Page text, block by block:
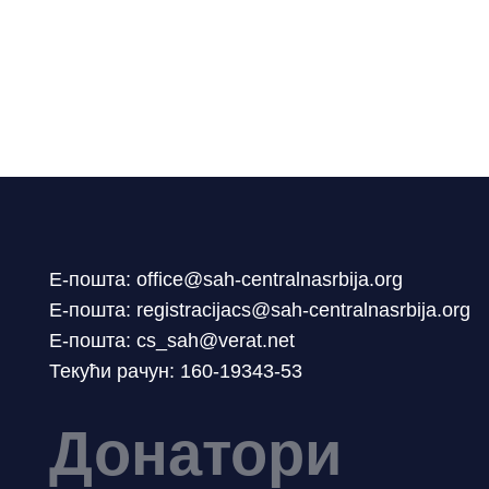
Е-пошта: office@sah-centralnasrbija.org
Е-пошта: registracijacs@sah-centralnasrbija.org
Е-пошта: cs_sah@verat.net
Текући рачун: 160-19343-53
Донатори